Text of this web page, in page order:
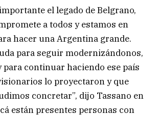
el legado de Belgrano,
a todos y estamos en
hacer una Argentina grande.
para seguir modernizándonos,
para continuar haciendo ese país
lo proyectaron y que
concretar”, dijo Tassano en
están presentes personas con